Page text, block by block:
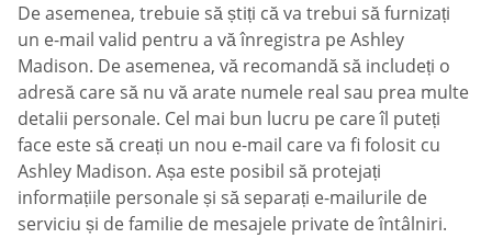
De asemenea, trebuie să știți că va trebui să furnizați
un e-mail valid pentru a vă înregistra pe Ashley
Madison. De asemenea, vă recomandă să includeți o
adresă care să nu vă arate numele real sau prea multe
detalii personale. Cel mai bun lucru pe care îl puteți
face este să creați un nou e-mail care va fi folosit cu
Ashley Madison. Așa este posibil să protejați
informațiile personale și să separați e-mailurile de
serviciu și de familie de mesajele private de întâlniri.